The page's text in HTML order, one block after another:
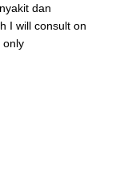
dan
I will consult on
only